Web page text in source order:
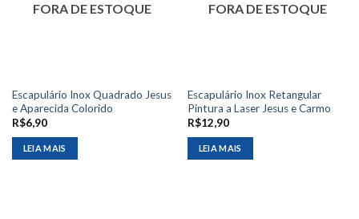
FORA DE ESTOQUE
Escapulário Inox Quadrado Jesus
e Aparecida Colorido
R$6,90
LEIA MAIS
FORA DE ESTOQUE
Escapulário Inox Retangular
Pintura a Laser Jesus e Carmo
R$12,90
LEIA MAIS